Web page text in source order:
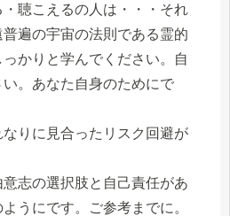
聴こえるの人は・・・それ
遍の宇宙の法則である霊的
かりと学んでください。自
。あなた自身のためにで
りに見合ったリスク回避が
志の選択肢と自己責任があ
うにです。ご参考までに。